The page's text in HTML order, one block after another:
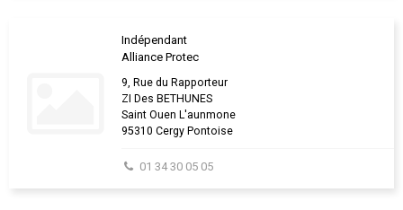
Indépendant
Alliance Protec
9, Rue du Rapporteur
ZI Des BETHUNES
Saint Ouen L'aunmone
95310 Cergy Pontoise
01 34 30 05 05